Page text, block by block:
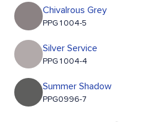
Chivalrous Grey
PPG1004-5
Silver Service
PPG1004-4
Summer Shadow
PPG0996-7